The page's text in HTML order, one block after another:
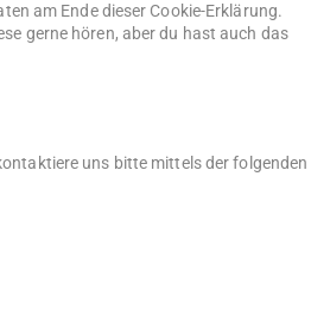
am Ende dieser Cookie-Erklärung.
gerne hören, aber du hast auch das
uns bitte mittels der folgenden